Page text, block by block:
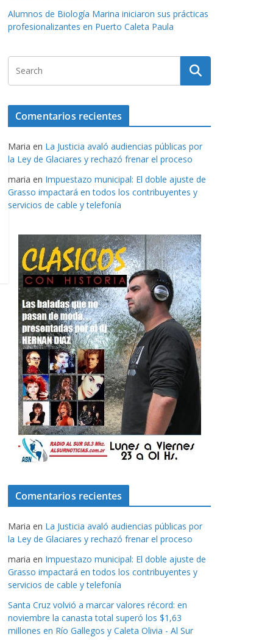
Alumnos de Biología Marina iniciaron sus prácticas
profesionalizantes en Puerto Caleta Paula
Comentarios recientes
Maria en La Justicia avaló audiencias públicas por
la Ley de Glaciares y rechazó frenar el proceso
maria en Impuestazo municipal: El doble ajuste de
Grasso impactará en todos los contribuyentes y
servicios de cable y telefonía
Comentarios recientes
Maria en La Justicia avaló audiencias públicas por
la Ley de Glaciares y rechazó frenar el proceso
maria en Impuestazo municipal: El doble ajuste de
Grasso impactará en todos los contribuyentes y
servicios de cable y telefonía
Santa Cruz volvió a marcar valores récord: en
noviembre la canasta total superó los $1,63
millones en Río Gallegos y Caleta Olivia - Al Sur